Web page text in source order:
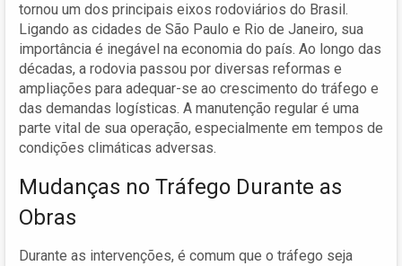
tornou um dos principais eixos rodoviários do Brasil.
Ligando as cidades de São Paulo e Rio de Janeiro, sua
importância é inegável na economia do país. Ao longo das
décadas, a rodovia passou por diversas reformas e
ampliações para adequar-se ao crescimento do tráfego e
das demandas logísticas. A manutenção regular é uma
parte vital de sua operação, especialmente em tempos de
condições climáticas adversas.
Mudanças no Tráfego Durante as
Obras
Durante as intervenções, é comum que o tráfego seja